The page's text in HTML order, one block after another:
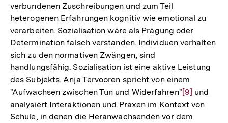
verbundenen Zuschreibungen und zum Teil
heterogenen Erfahrungen kognitiv wie emotional zu
verarbeiten. Sozialisation wäre als Prägung oder
Determination falsch verstanden. Individuen verhalten
sich zu den normativen Zwängen, sind
handlungsfähig. Sozialisation ist eine aktive Leistung
des Subjekts. Anja Tervooren spricht von einem
"Aufwachsen zwischen Tun und Widerfahren"Zur
Auflösung
der
[9] und
analysiert Interaktionen und Praxen im Kontext von
Schule, in denen die Heranwachsenden vor dem